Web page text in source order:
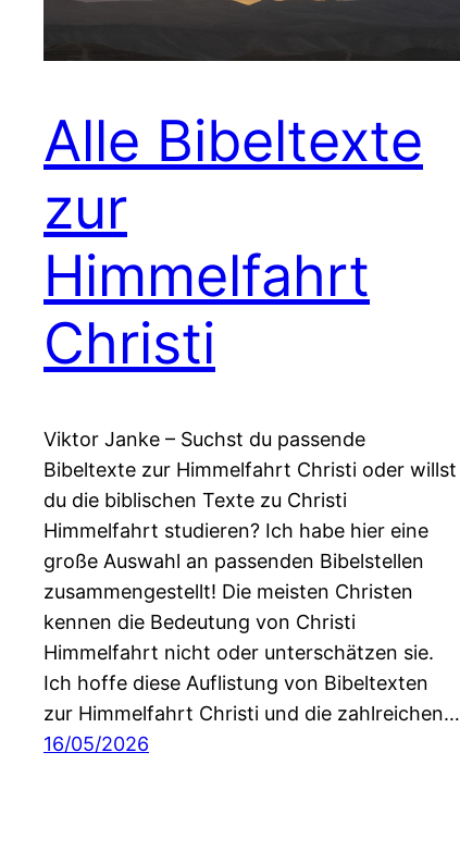
Alle Bibeltexte
zur
Himmelfahrt
Christi
Viktor Janke – Suchst du passende
Bibeltexte zur Himmelfahrt Christi oder willst
du die biblischen Texte zu Christi
Himmelfahrt studieren? Ich habe hier eine
große Auswahl an passenden Bibelstellen
zusammengestellt! Die meisten Christen
kennen die Bedeutung von Christi
Himmelfahrt nicht oder unterschätzen sie.
Ich hoffe diese Auflistung von Bibeltexten
zur Himmelfahrt Christi und die zahlreichen…
16/05/2026